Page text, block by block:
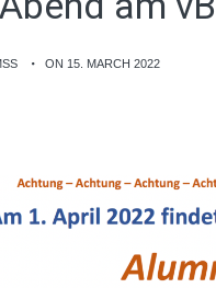
ON 15. MARCH 2022